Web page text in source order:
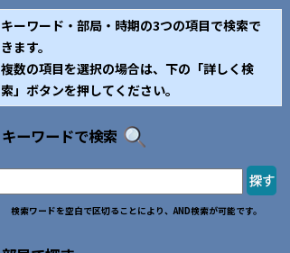
キーワード・部局・時期の3つの項目で検索で
きます。
複数の項目を選択の場合は、下の「詳しく検
索」ボタンを押してください。
キーワードで検索
検索ワードを空白で区切ることにより、AND検索が可能です。